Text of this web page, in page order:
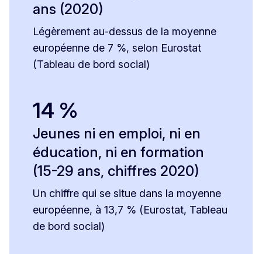
ans (2020)
Légèrement au-dessus de la moyenne
européenne de 7 %, selon Eurostat
(Tableau de bord social)
14 %
Jeunes ni en emploi, ni en
éducation, ni en formation
(15-29 ans, chiffres 2020)
Un chiffre qui se situe dans la moyenne
européenne, à 13,7 % (Eurostat, Tableau
de bord social)